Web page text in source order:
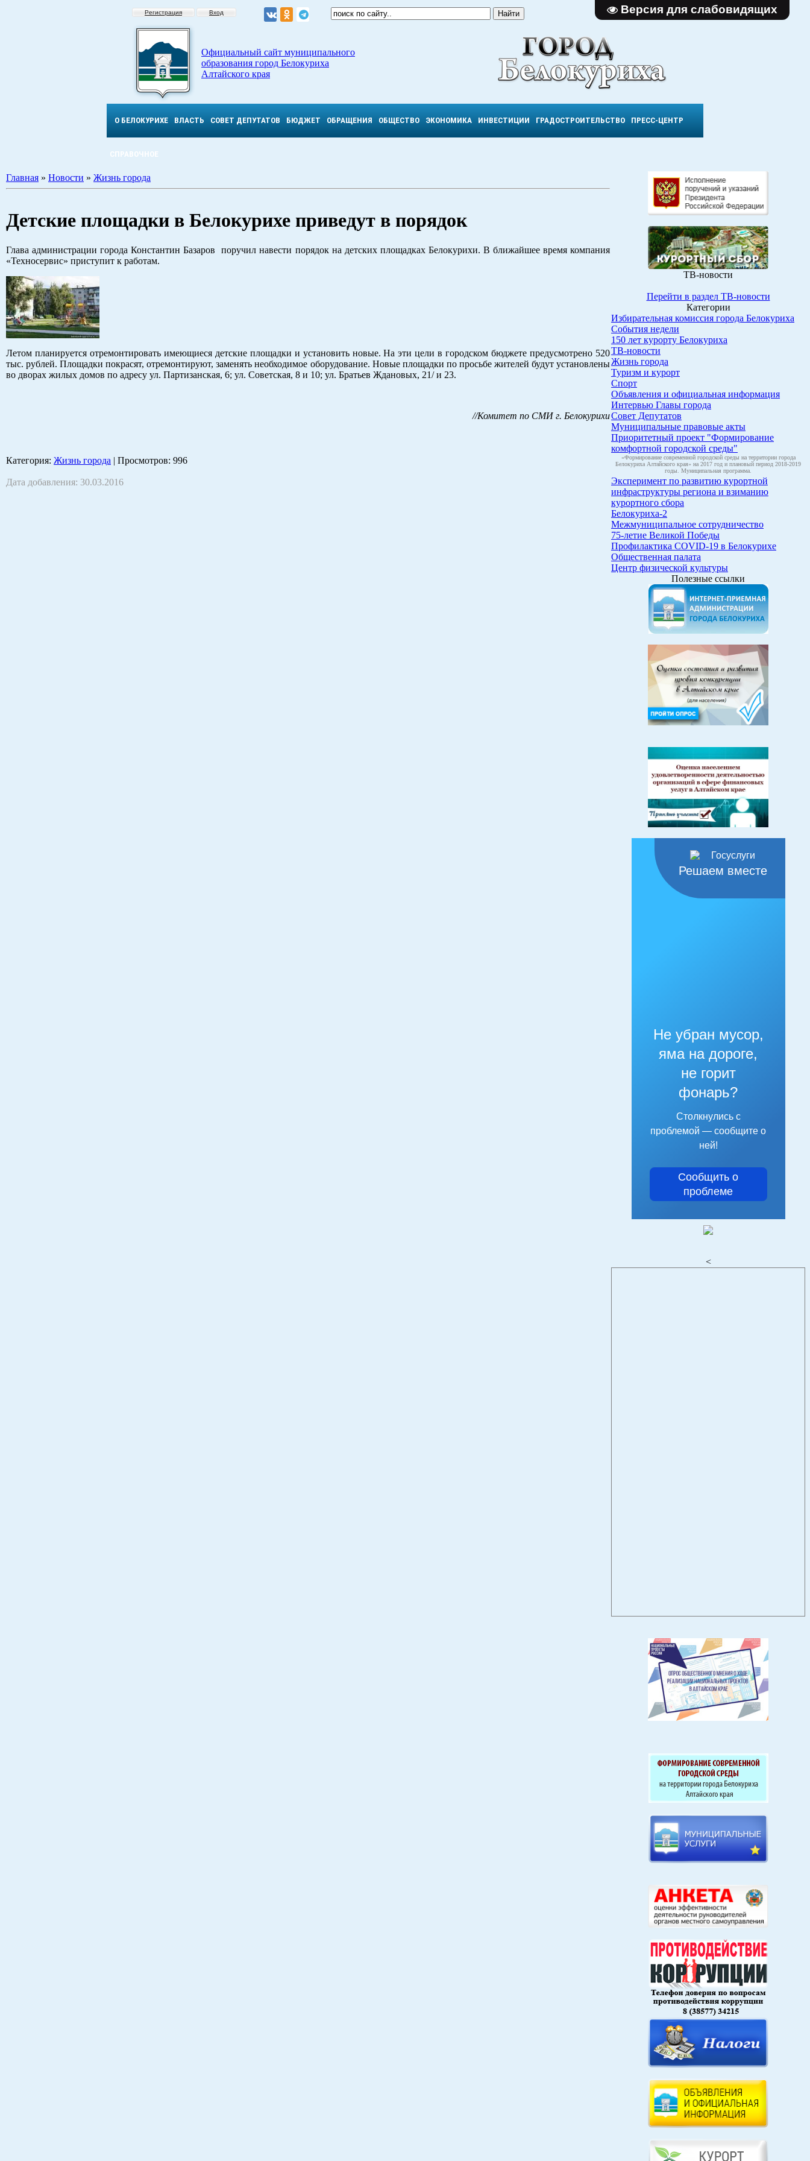
Версия для слабовидящих
Регистрация Вход
Официальный сайт муниципального
образования город Белокуриха
Алтайского края
О БЕЛОКУРИХЕ ВЛАСТЬ СОВЕТ ДЕПУТАТОВ БЮДЖЕТ ОБРАЩЕНИЯ ОБЩЕСТВО ЭКОНОМИКА ИНВЕСТИЦИИ ГРАДОСТРОИТЕЛЬСТВО ПРЕСС-ЦЕНТР
СПРАВОЧНОЕ
Главная » Новости » Жизнь города
Детские площадки в Белокурихе приведут в порядок
Глава администрации города Константин Базаров поручил навести порядок на детских площадках Белокурихи. В ближайшее время компания
«Техносервис» приступит к работам.
Летом планируется отремонтировать имеющиеся детские площадки и установить новые. На эти цели в городском бюджете предусмотрено 520
тыс. рублей. Площадки покрасят, отремонтируют, заменять необходимое оборудование. Новые площадки по просьбе жителей будут установлены
во дворах жилых домов по адресу ул. Партизанская, 6; ул. Советская, 8 и 10; ул. Братьев Ждановых, 21/ и 23.
//Комитет по СМИ г. Белокурихи
Категория: Жизнь города | Просмотров: 996
Дата добавления: 30.03.2016
ТВ-новости
Перейти в раздел ТВ-новости
Категории
Избирательная комиссия города Белокуриха
События недели
150 лет курорту Белокуриха
ТВ-новости
Жизнь города
Туризм и курорт
Спорт
Объявления и официальная информация
Интервью Главы города
Совет Депутатов
Муниципальные правовые акты
Приоритетный проект "Формирование
комфортной городской среды"
«Формирование современной городской среды на территории города
Белокуриха Алтайского края» на 2017 год и плановый период 2018-2019
годы. Муниципальная программа.
Эксперимент по развитию курортной
инфраструктуры региона и взиманию
курортного сбора
Белокуриха-2
Межмуниципальное сотрудничество
75-летие Великой Победы
Профилактика COVID-19 в Белокурихе
Общественная палата
Центр физической культуры
Полезные ссылки
Решаем вместе
Не убран мусор,
яма на дороге,
не горит
фонарь?
Столкнулись с
проблемой — сообщите о
ней!
Сообщить о
проблеме
<